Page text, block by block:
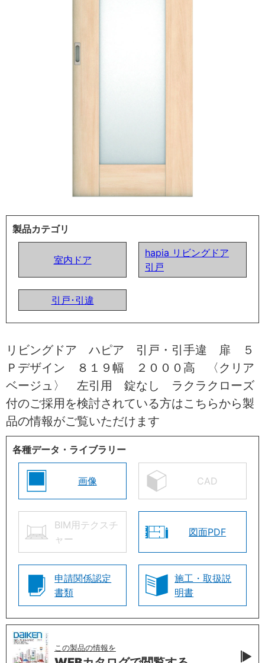
製品カテゴリ
室内ドア
hapia リビングドア
引戸
引戸･引違
リビングドア ハピア 引戸・引手違 扉 ５
Ｐデザイン ８１９幅 ２０００高 〈クリア
ベージュ〉 左引用 錠なし ラクラクローズ
付のご採用を検討されている方はこちらから製
品の情報がご覧いただけます
各種データ・ライブラリー
画像 CAD
BIM用テクスチ
ャー
図面PDF
申請関係認定
書類
施工・取扱説
明書
この製品の情報を